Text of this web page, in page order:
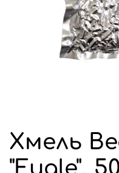
Хмель
"Fugle",